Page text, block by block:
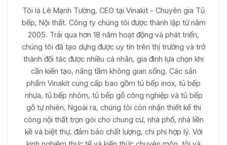
Tôi là Lê Mạnh Tường, CEO tại Vinakit - Chuyên gia Tủ
bếp, Nội thất. Công ty chúng tôi được thành lập từ năm
2005. Trải qua hơn 18 năm hoạt động và phát triển,
chúng tôi đã tạo dựng được uy tín trên thị trường và trở
thành đối tác được nhiều cá nhân, gia đình lựa chọn khi
cần kiến tạo, nâng tầm không gian sống. Các sản
phẩm Vinakit cung cấp bao gồm tủ bếp inox, tủ bếp
nhựa, tủ bếp nhôm, tủ bếp gỗ công nghiệp và tủ bếp
gỗ tự nhiên. Ngoài ra, chúng tôi còn nhận thiết kế thi
công nội thất trọn gói cho chung cư, nhà phố, nhà liền
kề và biệt thự, đảm bảo chất lượng, chi phí hợp lý. Với